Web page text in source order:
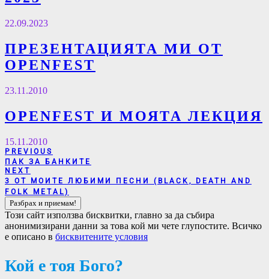
22.09.2023
ПРЕЗЕНТАЦИЯТА МИ ОТ
OPENFEST
23.11.2010
OPENFEST И МОЯТА ЛЕКЦИЯ
15.11.2010
Навигация
PREVIOUS
PREVIOUS
POST:
ПАК ЗА БАНКИТЕ
NEXT
NEXT
POST:
3 ОТ МОИТЕ ЛЮБИМИ ПЕСНИ (BLACK, DEATH AND
FOLK METAL)
Този сайт използва бисквитки, главно за да събира
анонимизирани данни за това кой ми чете глупостите. Всичко
е описано в бисквитените условия
Кой е тоя Бого?